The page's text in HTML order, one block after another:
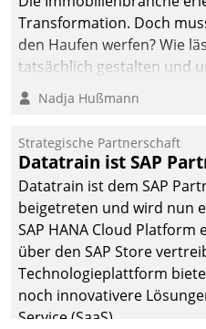
automatisiert, vollständig
und auf Wunsch über
mehrere zuvor
Kommunikationswege bei
Transformation. Doch
den Haufen werfen? Wie
tatsächlich gestalten und
Argumente zählen wirklich?
Nadja Hußmann
Strategische Partnerschaft
Datatrain ist SAP
Datatrain ist dem SAP
beigetreten und wird nun
SAP HANA Cloud Platform
über den SAP Store
Technologieplattform
noch innovativere
Service (SaaS).